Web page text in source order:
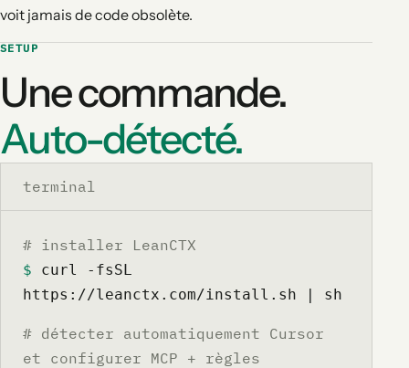
voit jamais de code obsolète.
SETUP
Une commande.
Auto-détecté.
terminal
# installer LeanCTX
$ curl -fsSL
https://leanctx.com/install.sh | sh
# détecter automatiquement Cursor
et configurer MCP + règles